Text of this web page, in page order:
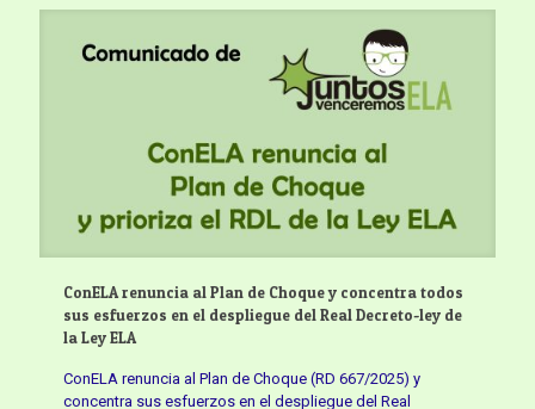
ConELA renuncia al Plan de Choque y concentra todos
sus esfuerzos en el despliegue del Real Decreto-ley de
la Ley ELA
ConELA renuncia al Plan de Choque (RD 667/2025) y
concentra sus esfuerzos en el despliegue del Real